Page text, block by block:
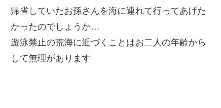
帰省していたお孫さんを海に連れて行ってあげた
かったのでしょうか…
遊泳禁止の荒海に近づくことはお二人の年齢から
して無理があります